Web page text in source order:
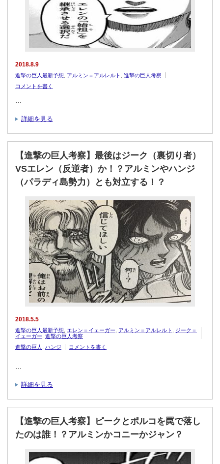
2018.8.9
進撃の巨人最新予想 アルミン＝アルレルト
進撃の巨人考察
コメントを書く
…
詳細を見る
【進撃の巨人考察】最後はジーク（裏切り者）
VSエレン（反逆者）か！？アルミンやハンジ
（パラディ島勢力）とも対立する！？
2018.5.5
進撃の巨人最新予想 エレン＝イェーガー アルミン＝アルレルト
ジーク＝
イェーガー 進撃の巨人考察
進撃の巨人
ハンジ コメントを書く
詳細を見る
【進撃の巨人考察】ピークとポルコを罠で落し
たのは誰！？アルミンかコニーかジャン？